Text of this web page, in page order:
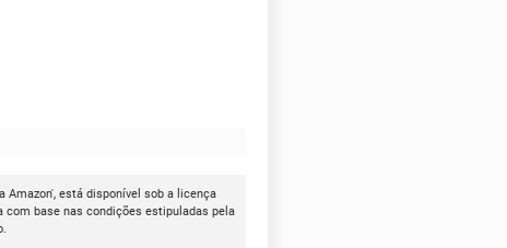
Amazon', está disponível sob a licença
com base nas condições estipuladas pela